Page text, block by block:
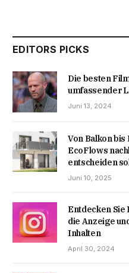
EDITORS PICKS
Die besten
umfassender
Juni 13, 2024
Von Balkon bis
EcoFlows
entscheiden
Juni 10, 2025
Entdecken Sie
die Anzeige
Inhalten
April 30, 2024